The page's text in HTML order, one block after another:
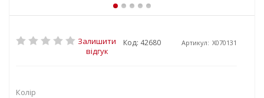
Залишити
відгук
Код: 42680 Артикул: X070131
Колір